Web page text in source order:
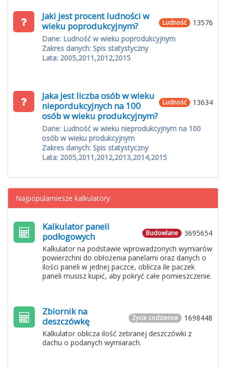
13576
Ludność
Jaki jest procent ludności w
wieku poprodukcyjnym?
Dane: Ludność w wieku poprodukcyjnym
Zakres danych: Spis statystyczny
Lata: 2005,2011,2012,2015
13634
Ludność
Jaka jest liczba osób w wieku
niepordukcyjnych na 100
osób w wieku produkcyjnym?
Dane: Ludność w wieku nieprodukcyjnym na 100
osób w wieku produkcyjnym
Zakres danych: Spis statystyczny
Lata: 2005,2011,2012,2013,2014,2015
Najpopularniesze kalkulatory
3695654
Budowlane
Kalkulator paneli
podłogowych
Kalkulator na podstawie wprowadzonych wymiarów
powierzchni do obłożenia panelami oraz danych o
ilości paneli w jednej paczce, oblicza ile paczek
paneli musisz kupić, aby pokryć całe pomieszczenie.
1698448
Życie codzienne
Zbiornik na
deszczówkę
Kalkulator oblicza ilość zebranej deszczówki z
dachu o podanych wymiarach.